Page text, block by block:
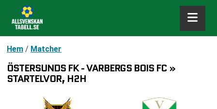
Hem / Matcher
ÖSTERSUNDS FK - VARBERGS BOIS FC »
STARTELVOR, H2H